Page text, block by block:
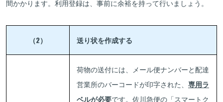
間かかります。利用登録は、事前に余裕を持って行いましょう。
（2） 送り状を作成する
荷物の送付には、メール便ナンバーと配達
営業所のバーコードが印字された、 専用ラ
ベルが必要です。佐川急便の「スマートク